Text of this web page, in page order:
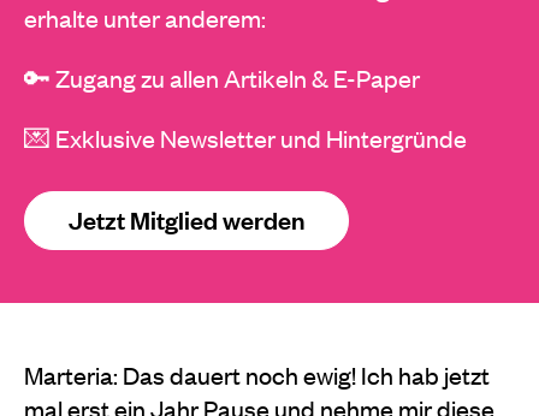
erhalte unter anderem:
🔑 Zugang zu allen Artikeln & E-Paper
💌 Exklusive Newsletter und Hintergründe
Jetzt Mitglied werden
Marteria: Das dauert noch ewig! Ich hab jetzt
mal erst ein Jahr Pause und nehme mir diese